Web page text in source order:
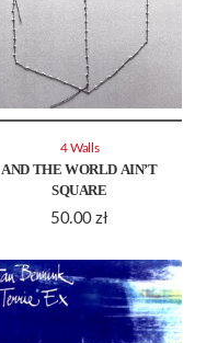
AND THE WORLD AIN’T
SQUARE
50.00zł
4 Walls